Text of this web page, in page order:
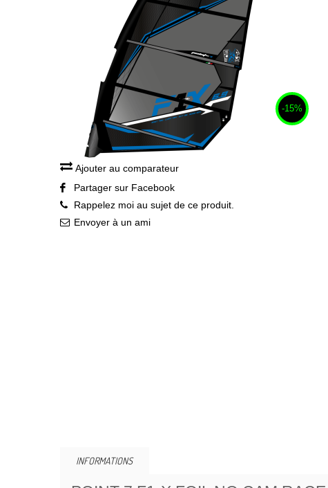
-15%
Ajouter au comparateur
Partager sur Facebook
Rappelez moi au sujet de ce produit.
Envoyer à un ami
INFORMATIONS